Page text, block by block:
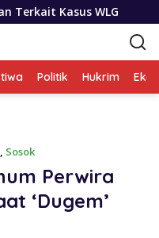
Selama
Politik Hukrim
, Sosok
Perwira
‘Dugem’